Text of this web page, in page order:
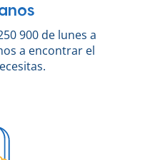
900 de lunes a
a encontrar el